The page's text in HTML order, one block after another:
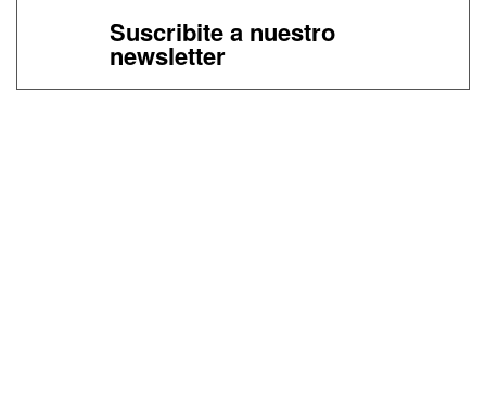
Suscribite a nuestro
newsletter